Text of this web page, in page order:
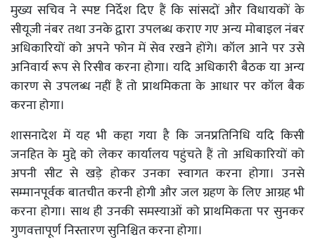
मुख्य सचिव ने स्पष्ट निर्देश दिए हैं कि सांसदों और विधायकों के
सीयूजी नंबर तथा उनके द्वारा उपलब्ध कराए गए अन्य मोबाइल नंबर
अधिकारियों को अपने फोन में सेव रखने होंगे। कॉल आने पर उसे
अनिवार्य रूप से रिसीव करना होगा। यदि अधिकारी बैठक या अन्य
कारण से उपलब्ध नहीं हैं तो प्राथमिकता के आधार पर कॉल बैक
करना होगा।
शासनादेश में यह भी कहा गया है कि जनप्रतिनिधि यदि किसी
जनहित के मुद्दे को लेकर कार्यालय पहुंचते हैं तो अधिकारियों को
अपनी सीट से खड़े होकर उनका स्वागत करना होगा। उनसे
सम्मानपूर्वक बातचीत करनी होगी और जल ग्रहण के लिए आग्रह भी
करना होगा। साथ ही उनकी समस्याओं को प्राथमिकता पर सुनकर
गुणवत्तापूर्ण निस्तारण सुनिश्चित करना होगा।